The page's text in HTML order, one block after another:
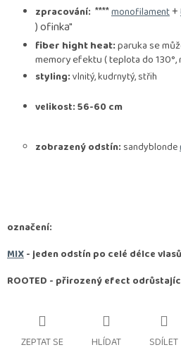
zpracování: ****monofilament+
) ofinka"
fiber hight heat:paruka se
memory efektu ( teplota do
styling:vlnitý, kudrnytý, střih
velikost: 56-60 cm
zobrazený odstín: sandyblonde
označení:
MIX- jeden odstín po celé délce vlasů
ROOTED - přirozený efect
ZEPTAT SE HLÍDAT SDÍLET